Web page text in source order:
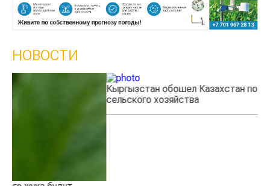
НОВОСТИ
Кыргызстан обошел Казахстан по темпам роста